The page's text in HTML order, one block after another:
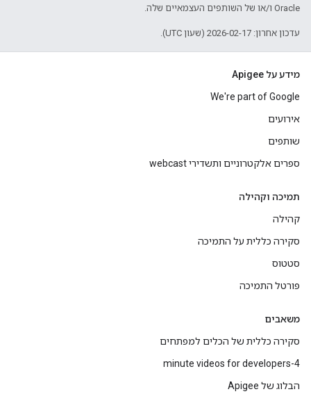
Oracle ו/או של השותפים העצמאיים שלה.
עדכון אחרון: 2026-02-17 (שעון UTC).
מידע על Apigee
We're part of Google
אירועים
שותפים
ספרים אלקטרוניים ותשדירי webcast
תמיכה וקהילה
קהילה
סקירה כללית על התמיכה
סטטוס
פורטל התמיכה
משאבים
סקירה כללית של הכלים למפתחים
4-minute videos for developers
הבלוג של Apigee